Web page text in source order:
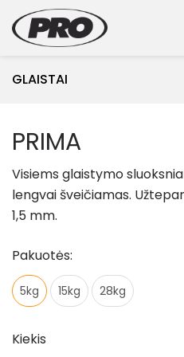
GLAISTAI
Gruntai
Glaistai
Glaistai vidaus darbams
Glaistai lauko darbams
Glaistai medienai
Spec. paskirties glaistai
Lakai
PRIMA
Visiems glaistymo
lengvai šveičiamas.
1,5 mm.
Pakuotės:
5kg 15kg 28kg
Kiekis